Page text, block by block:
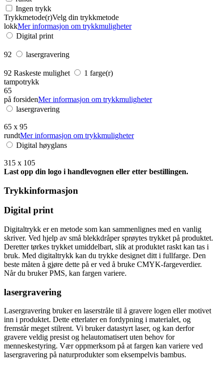
Ingen trykk
Trykkmetode(r)Velg din trykkmetode
lokkMer informasjon om trykkmuligheter
Digital print
92 lasergravering
92 Raskeste mulighet
1 farge(r)
tampotrykk
65
på forsidenMer informasjon om trykkmuligheter
lasergravering
65 x 95
rundtMer informasjon om trykkmuligheter
Digital høyglans
315 x 105
Last opp din logo i handlevognen eller etter bestillingen.
Trykkinformasjon
Digital print
Digitaltrykk er en metode som kan sammenlignes med en vanlig
skriver. Ved hjelp av små blekkdråper sprøytes trykket på produktet.
Deretter tørkes trykket umiddelbart, slik at produktet raskt kan tas i
bruk. Med digitaltrykk kan du trykke designet ditt i fullfarge. Den
beste måten å gjøre dette på er ved å bruke CMYK-fargeverdier.
Når du bruker PMS, kan fargen variere.
lasergravering
Lasergravering bruker en laserstråle til å gravere logen eller motivet
inn i produktet. Dette etterlater en fordypning i materialet, og
fremstår meget stilrent. Vi bruker datastyrt laser, og kan derfor
gravere veldig presist og helautomatisert uten behov for
menneskestyring. Vær oppmerksom på at fargen kan variere ved
lasergravering på naturprodukter som eksempelvis bambus.